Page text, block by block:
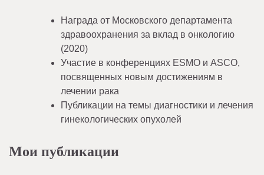
Награда от Московского департамента
здравоохранения за вклад в онкологию
(2020)
Участие в конференциях ESMO и ASCO,
посвященных новым достижениям в
лечении рака
Публикации на темы диагностики и лечения
гинекологических опухолей
Мои публикации